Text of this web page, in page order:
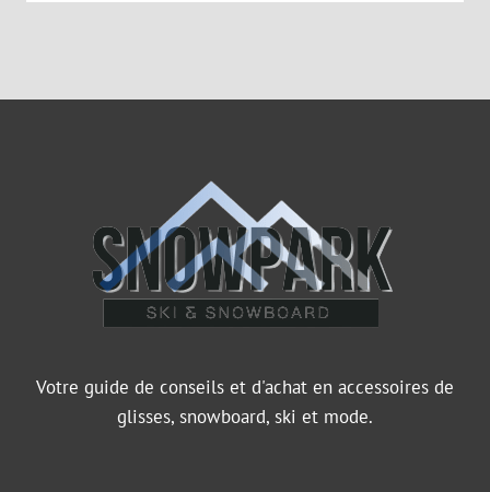
Votre guide de conseils et d'achat en accessoires de
glisses, snowboard, ski et mode.